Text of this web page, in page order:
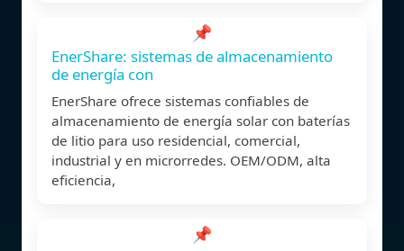
📌
EnerShare: sistemas de almacenamiento
de energía con
EnerShare ofrece sistemas confiables de
almacenamiento de energía solar con baterías
de litio para uso residencial, comercial,
industrial y en microrredes. OEM/ODM, alta
eficiencia,
📌